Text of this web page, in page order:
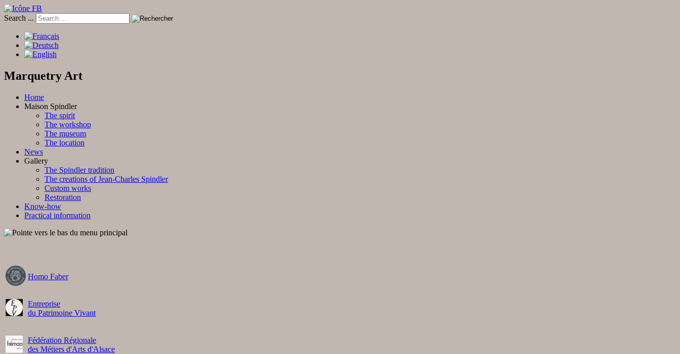
Search ...
Marquetry Art
Home
Maison Spindler
The spirit
The workshop
The museum
The location
News
Gallery
The Spindler tradition
The creations of Jean-Charles Spindler
Custom works
Restoration
Know-how
Practical information
Homo Faber
Entreprise
du Patrimoine Vivant
Fédération Régionale
des Métiers d'Arts d'Alsace